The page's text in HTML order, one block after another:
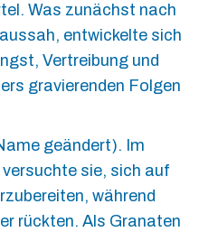
Was zunächst nach
entwickelte sich
Vertreibung und
gravierenden Folgen
geändert). Im
sie, sich auf
während
rückten. Als Granaten